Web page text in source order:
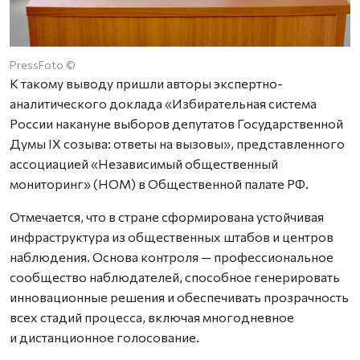
PressFoto ©
К такому выводу пришли авторы экспертно-
аналитического доклада «Избирательная система
России накануне выборов депутатов Государственной
Думы IX созыва: ответы на вызовы», представленного
ассоциацией «Независимый общественный
мониторинг» (НОМ) в Общественной палате РФ.
Отмечается, что в стране сформирована устойчивая
инфраструктура из общественных штабов и центров
наблюдения. Основа контроля — профессиональное
сообщество наблюдателей, способное генерировать
инновационные решения и обеспечивать прозрачность
всех стадий процесса, включая многодневное
и дистанционное голосование.